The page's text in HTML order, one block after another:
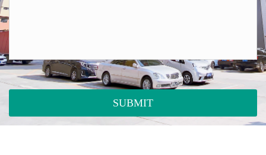
SUBMIT